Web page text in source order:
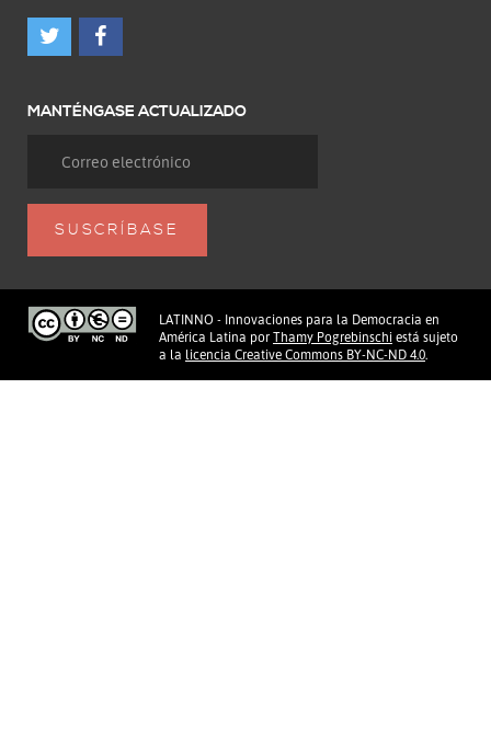
MANTÉNGASE ACTUALIZADO
LATINNO - Innovaciones para la Democracia en
América Latina por Thamy Pogrebinschi está sujeto
a la licencia Creative Commons BY-NC-ND 4.0.